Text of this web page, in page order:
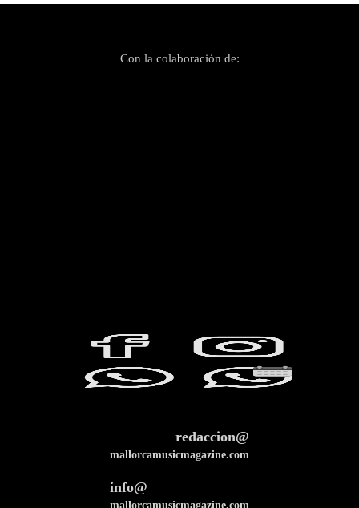
Con la colaboración de:
redaccion@
mallorcamusicmagazine.com
info@
mallorcamusicmagazine.com